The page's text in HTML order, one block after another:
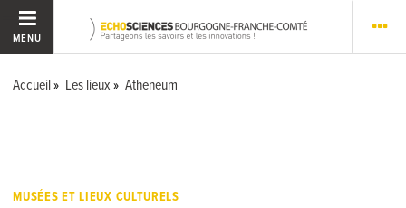
MENU
Accueil Les lieux Atheneum
MUSÉES ET LIEUX CULTURELS